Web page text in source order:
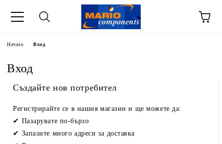
Начало Вход
Вход
Създайте нов потребител
Регистрирайте се в нашия магазин и ще можете да:
Пазарувате по-бързо
Запазите много адреси за доставка